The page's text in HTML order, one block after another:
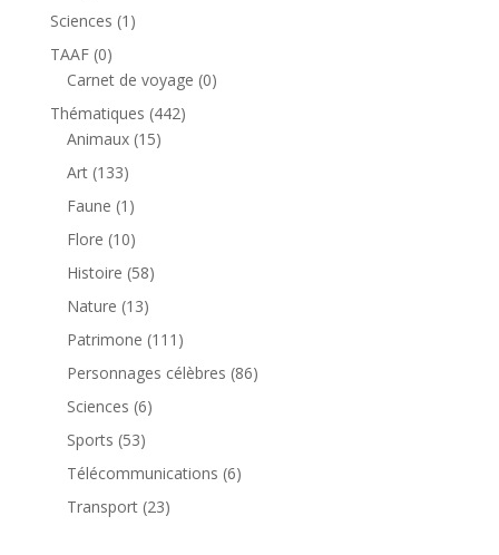
produit
Sciences 1 1
TAAF 00
produit
Carnet de voyage 00
Thématiques 442442
Animaux 1515
Art 133133
produits
Faune 1 1
produit
Flore 1010
produits
Histoire 5858
Nature 1313
produits
Patrimone 111 111
produits
Personnages célèbres 8686
Sciences 66
Sports 5353
produits
Télécommunications 66
Transport 2323